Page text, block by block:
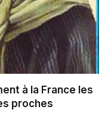
à la France les
proches